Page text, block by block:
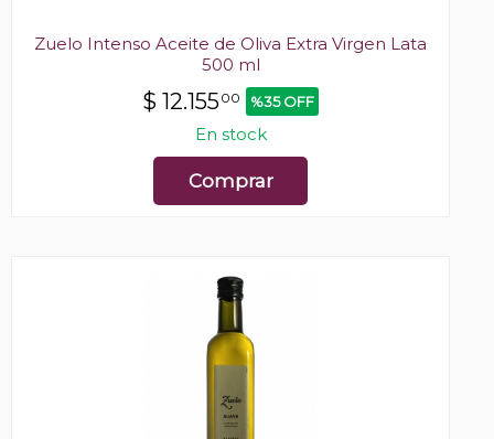
Zuelo Intenso Aceite de Oliva Extra Virgen Lata
500 ml
$ 12.15500 %35 OFF
En stock
Comprar